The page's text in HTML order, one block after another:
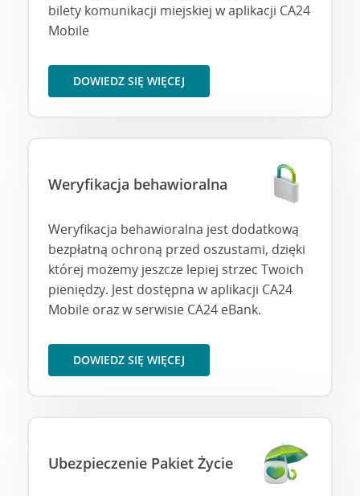
bilety komunikacji miejskiej w aplikacji CA24
Mobile
DOWIEDZ SIĘ WIĘCEJ
Weryfikacja behawioralna
Weryfikacja behawioralna jest dodatkową
bezpłatną ochroną przed oszustami, dzięki
której możemy jeszcze lepiej strzec Twoich
pieniędzy. Jest dostępna w aplikacji CA24
Mobile oraz w serwisie CA24 eBank.
DOWIEDZ SIĘ WIĘCEJ
Ubezpieczenie Pakiet Życie